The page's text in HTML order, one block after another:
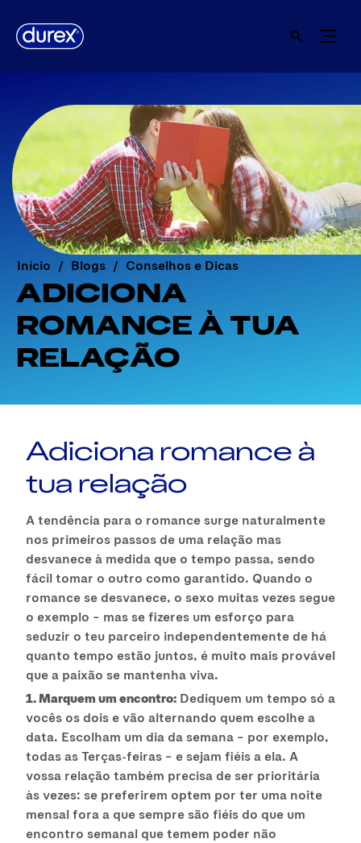
Início Blogs Conselhos e Dicas
ADICIONA
ROMANCE À TUA
RELAÇÃO
Adiciona romance à
tua relação
A tendência para o romance surge naturalmente
nos primeiros passos de uma relação mas
desvanece à medida que o tempo passa, sendo
fácil tomar o outro como garantido. Quando o
romance se desvanece, o sexo muitas vezes segue
o exemplo – mas se fizeres um esforço para
seduzir o teu parceiro independentemente de há
quanto tempo estão juntos, é muito mais provável
que a paixão se mantenha viva.
1. Marquem um encontro: Dediquem um tempo só a
vocês os dois e vão alternando quem escolhe a
data. Escolham um dia da semana – por exemplo,
todas as Terças-feiras – e sejam fiéis a ela. A
vossa relação também precisa de ser prioritária
às vezes: se preferirem optem por ter uma noite
mensal fora a que sempre são fiéis do que um
encontro semanal que temem poder não